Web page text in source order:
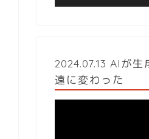
2024.07.13 AIが
遠に変わった